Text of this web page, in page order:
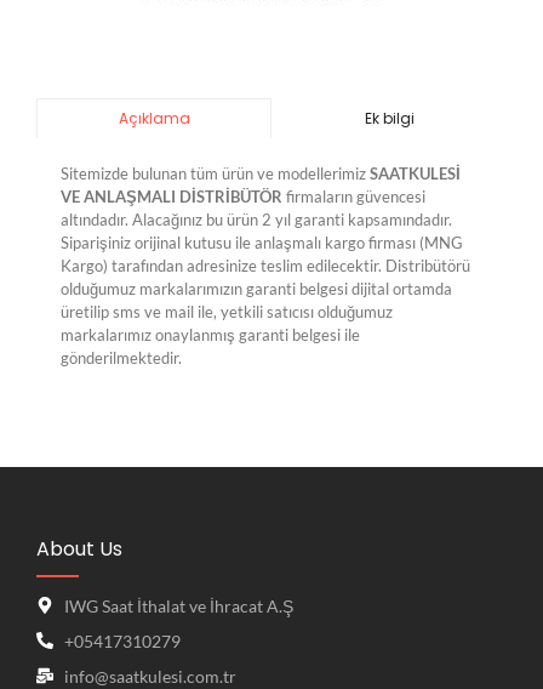
Açıklama Ek bilgi
Sitemizde bulunan tüm ürün ve modellerimizSAATKULESİ
VE ANLAŞMALI DİSTRİBÜTÖR firmaların güvencesi
altındadır. Alacağınız bu ürün 2 yıl garanti kapsamındadır.
Siparişiniz orijinal kutusu ile anlaşmalı kargo firması (MNG
Kargo) tarafından adresinize teslim edilecektir. Distribütörü
olduğumuz markalarımızın garanti belgesi dijital ortamda
üretilip sms ve mail ile, yetkili satıcısı olduğumuz
markalarımız onaylanmış garanti belgesi ile
gönderilmektedir.
About Us
IWG Saat İthalat ve İhracat A.Ş
+05417310279
info@saatkulesi.com.tr